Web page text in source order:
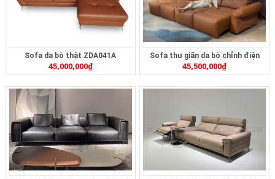
Sofa da bò thật ZDA041A
45,000,000₫
Sofa thư giãn da bò chỉnh điện
ZT2617
45,500,000₫